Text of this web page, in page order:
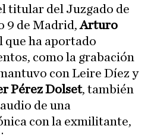
titular del Juzgado de
9 de Madrid,Arturo
que ha aportado
como la grabación
con Leire Díez y
Pérez Dolset, también
de una
con la exmilitante,